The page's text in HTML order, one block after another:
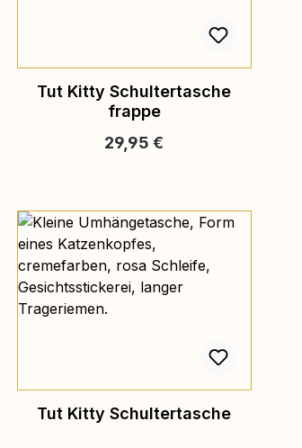
Tut Kitty Schultertasche
frappe
Regulärer Preis:
29,95 €
Tut Kitty Schultertasche